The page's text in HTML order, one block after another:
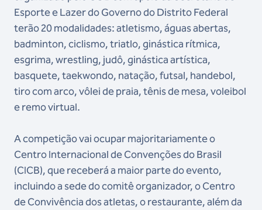
Esporte e Lazer do Governo do Distrito Federal
terão 20 modalidades: atletismo, águas abertas,
badminton, ciclismo, triatlo, ginástica rítmica,
esgrima, wrestling, judô, ginástica artística,
basquete, taekwondo, natação, futsal, handebol,
tiro com arco, vôlei de praia, tênis de mesa, voleibol
e remo virtual.
A competição vai ocupar majoritariamente o
Centro Internacional de Convenções do Brasil
(CICB), que receberá a maior parte do evento,
incluindo a sede do comitê organizador, o Centro
de Convivência dos atletas, o restaurante, além da